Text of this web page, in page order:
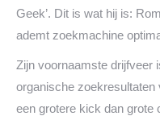
Geek’. Dit is wat hij is:
ademt zoekmachine
Zijn voornaamste drijfveer
organische zoekresultaten
een grotere kick dan grote